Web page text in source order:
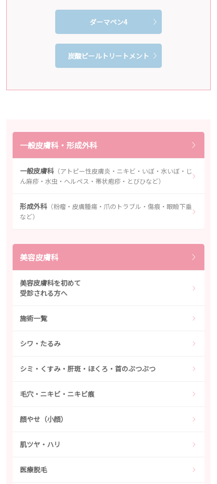
ダーマペン4
炭酸ピールトリートメント
一般皮膚科・形成外科
一般皮膚科（アトピー性皮膚炎・ニキビ・いぼ・水いぼ・じ
ん麻疹・水虫・ヘルペス・帯状疱疹・とびひなど）
形成外科（粉瘤・皮膚腫瘍・爪のトラブル・傷痕・眼瞼下垂
など）
美容皮膚科
美容皮膚科を初めて
受診される方へ
施術一覧
シワ・たるみ
シミ・くすみ・肝斑・ほくろ・首のぶつぶつ
毛穴・ニキビ・ニキビ痕
顔やせ（小顔）
肌ツヤ・ハリ
医療脱毛